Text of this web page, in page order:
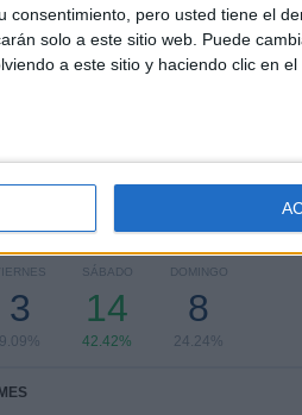
consentimiento, pero usted tiene el
solo a este sitio web. Puede
a este sitio y haciendo clic en
Primera B Argentina
31
Copa Argentina
2 (6.06%)
SEMANA
3
9.09%
SÁBADO
14
42.42%
DOMINGO
8
24.24%